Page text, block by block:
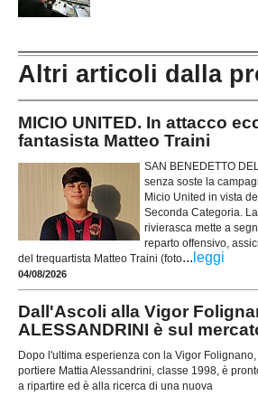
Altri articoli dalla
MICIO UNITED. In attacco
fantasista Matteo Traini
SAN BENEDETTO
senza soste la
Micio United in vista
Seconda Categoria.
rivierasca mette a
reparto offensivo,
del trequartista Matteo Traini (foto... leggi
04/08/2026
Dall'Ascoli alla Vigor
ALESSANDRINI è sul
Dopo l'ultima esperienza con la Vigor Folignano,
portiere Mattia Alessandrini, classe 1998, è
a ripartire ed è alla ricerca di una nuova